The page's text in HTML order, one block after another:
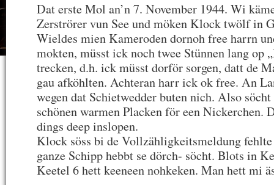
Dat erste Mol an’n 7. November 1944. Wi
Zerströrer vun See und möken Klock twölf in
Wieldes mien Kameroden dornoh free harrn
mokten, müsst ick noch twee Stünnen lang op
trecken, d.h. ick müsst dorför sorgen, datt de
gau afköhlten. Achteran harr ick ok free. An
wegen dat Schietwedder buten nich. Also
schönen warmen Placken för een Nickerchen.
dings deep inslopen.
Klock söss bi de Vollzähligkeitsmeldung
ganze Schipp hebbt se dörch- söcht. Blots in
Keetel 6 hett keeneen nohkeken. Man hett mi